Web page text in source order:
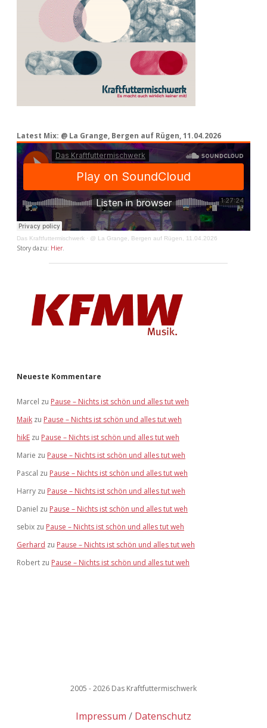
Latest Mix: @ La Grange, Bergen auf Rügen, 11.04.2026
Das Kraftfuttermischwerk · @ La Grange, Bergen auf Rügen, 11.04.2026
Story dazu: Hier.
Neueste Kommentare
Marcel zu Pause – Nichts ist schön und alles tut weh
Maik zu Pause – Nichts ist schön und alles tut weh
hikE zu Pause – Nichts ist schön und alles tut weh
Marie zu Pause – Nichts ist schön und alles tut weh
Pascal zu Pause – Nichts ist schön und alles tut weh
Harry zu Pause – Nichts ist schön und alles tut weh
Daniel zu Pause – Nichts ist schön und alles tut weh
sebix zu Pause – Nichts ist schön und alles tut weh
Gerhard zu Pause – Nichts ist schön und alles tut weh
Robert zu Pause – Nichts ist schön und alles tut weh
2005 - 2026 Das Kraftfuttermischwerk
Impressum Datenschutz